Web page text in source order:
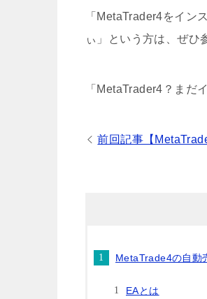
「MetaTrader4をイン
ぃ」という方は、ぜひ
「MetaTrader4？まだ
前回記事【
MetaTrade4の自動
EAとは